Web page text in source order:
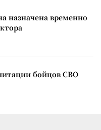
назначена временно
бойцов СВО